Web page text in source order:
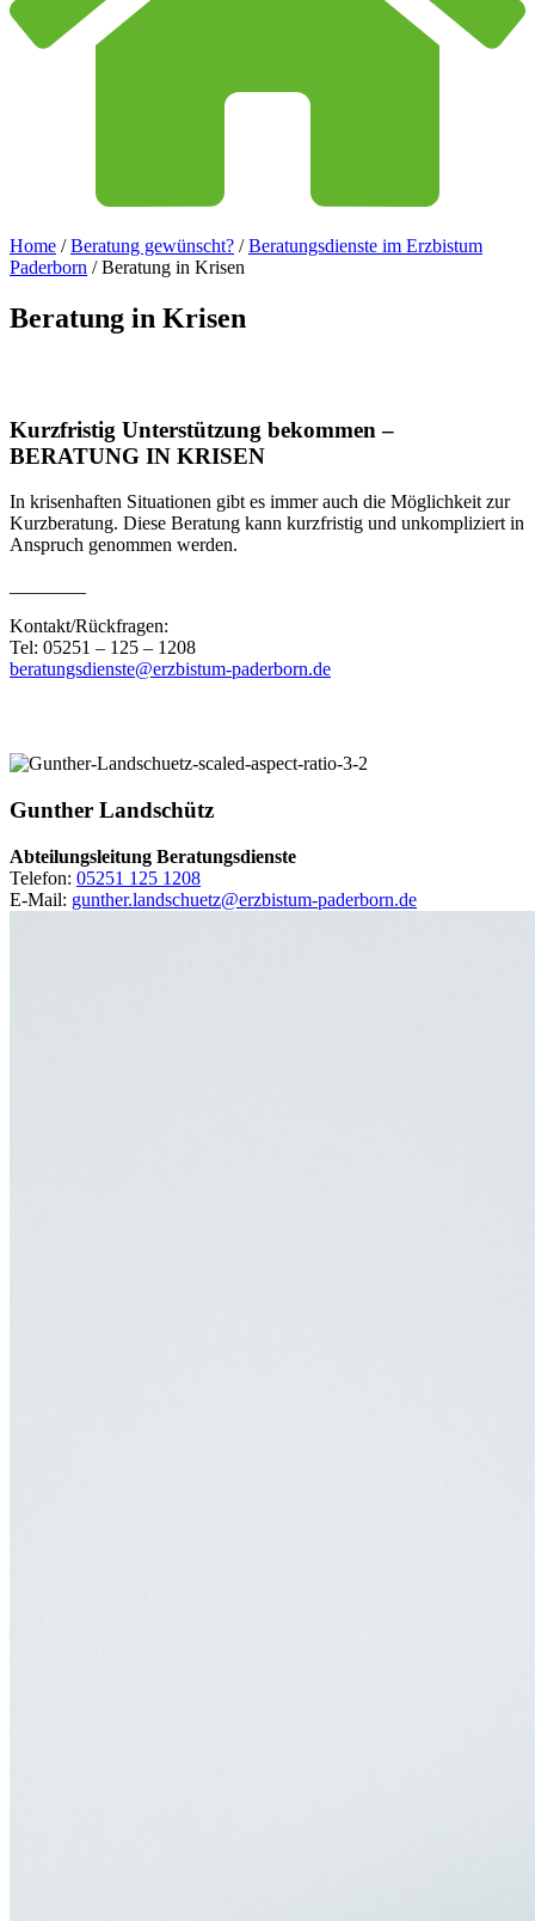
Home /Beratung gewünscht? /Beratungsdienste im Erzbistum
Paderborn /Beratung in Krisen
Beratung in Krisen
Kurzfristig Unterstützung bekommen –
BERATUNG IN KRISEN
In krisenhaften Situationen gibt es immer auch die Möglichkeit zur
Kurzberatung. Diese Beratung kann kurzfristig und unkompliziert in
Anspruch genommen werden.
Kontakt/Rückfragen:
Tel: 05251 – 125 – 1208
beratungsdienste@erzbistum-paderborn.de
Gunther Landschütz
Abteilungsleitung Beratungsdienste
Telefon: 05251 125 1208
E-Mail: gunther.landschuetz@erzbistum-paderborn.de